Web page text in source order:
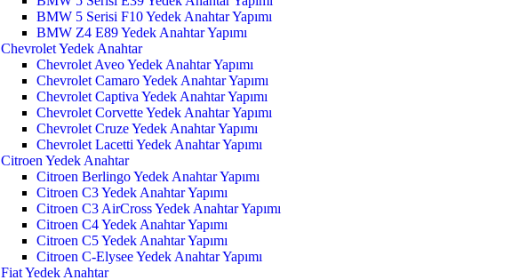
BMW 5 Serisi F10 Yedek Anahtar Yapımı
BMW Z4 E89 Yedek Anahtar Yapımı
Chevrolet Yedek Anahtar
Chevrolet Aveo Yedek Anahtar Yapımı
Chevrolet Camaro Yedek Anahtar Yapımı
Chevrolet Captiva Yedek Anahtar Yapımı
Chevrolet Corvette Yedek Anahtar Yapımı
Chevrolet Cruze Yedek Anahtar Yapımı
Chevrolet Lacetti Yedek Anahtar Yapımı
Citroen Yedek Anahtar
Citroen Berlingo Yedek Anahtar Yapımı
Citroen C3 Yedek Anahtar Yapımı
Citroen C3 AirCross Yedek Anahtar Yapımı
Citroen C4 Yedek Anahtar Yapımı
Citroen C5 Yedek Anahtar Yapımı
Citroen C-Elysee Yedek Anahtar Yapımı
Fiat Yedek Anahtar